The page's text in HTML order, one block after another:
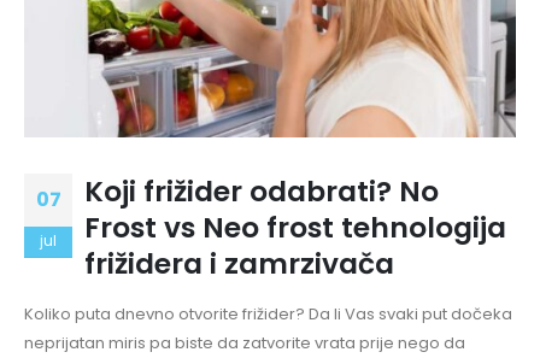
07
jul
Koji frižider odabrati? No
Frost vs Neo frost tehnologija
frižidera i zamrzivača
Koliko puta dnevno otvorite frižider? Da li Vas svaki put dočeka
neprijatan miris pa biste da zatvorite vrata prije nego da